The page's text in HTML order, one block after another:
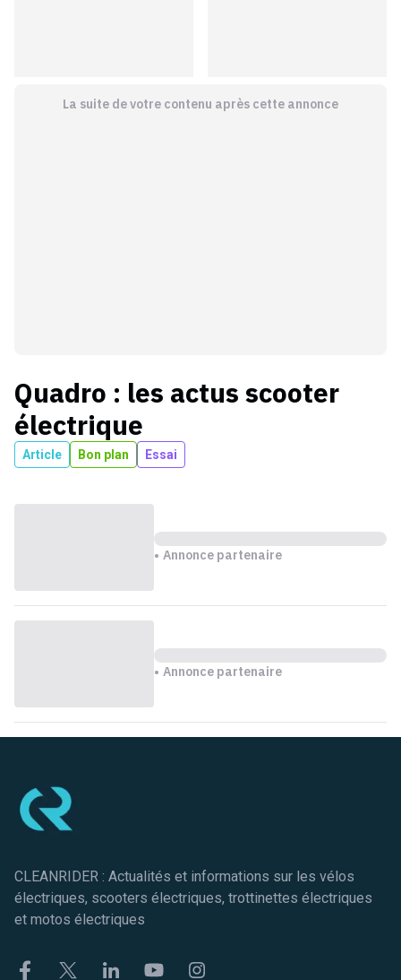
La suite de votre contenu après cette annonce
Quadro : les actus scooter
électrique
Article Bon plan Essai
Annonce partenaire
Annonce partenaire
CLEANRIDER : Actualités et informations sur les vélos
électriques, scooters électriques, trottinettes électriques
et motos électriques
FacebookTwitter LinkekinYoutubeInstagram